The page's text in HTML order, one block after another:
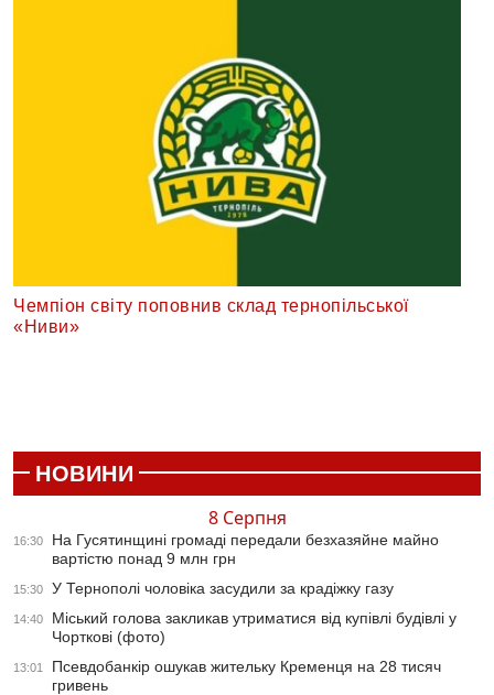
Чемпіон світу поповнив склад тернопільської
«Ниви»
НОВИНИ
8 Серпня
16:30
На Гусятинщині громаді передали безхазяйне майно
вартістю понад 9 млн грн
15:30 У Тернополі чоловіка засудили за крадіжку газу
14:40
Міський голова закликав утриматися від купівлі будівлі у
Чорткові (фото)
13:01
Псевдобанкір ошукав жительку Кременця на 28 тисяч
гривень